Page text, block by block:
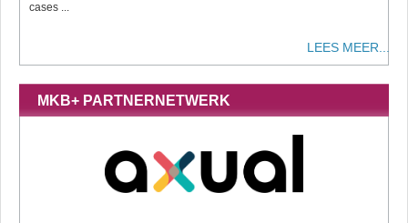
cases ...
LEES MEER...
MKB+ PARTNERNETWERK